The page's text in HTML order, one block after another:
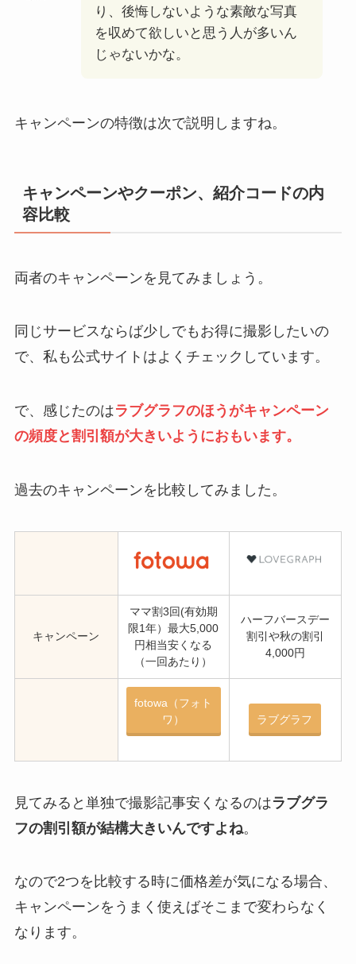
り、後悔しないような素敵な写真
を収めて欲しいと思う人が多いん
じゃないかな。
キャンペーンの特徴は次で説明しますね。
キャンペーンやクーポン、紹介コードの内
容比較
両者のキャンペーンを見てみましょう。
同じサービスならば少しでもお得に撮影したいの
で、私も公式サイトはよくチェックしています。
で、感じたのはラブグラフのほうがキャンペーン
の頻度と割引額が大きいようにおもいます。
過去のキャンペーンを比較してみました。
キャンペーン
ママ割3回(有効期
限1年）最大5,000
円相当安くなる
（一回あたり）
ハーフバースデー
割引や秋の割引
4,000円
fotowa（フォト
ワ）
ラブグラフ
見てみると単独で撮影記事安くなるのはラブグラ
フの割引額が結構大きいんですよね。
なので2つを比較する時に価格差が気になる場合、
キャンペーンをうまく使えばそこまで変わらなく
なります。